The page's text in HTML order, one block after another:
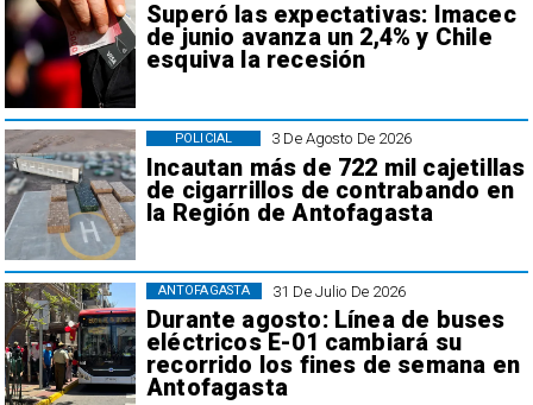
Superó las expectativas: Imacec
de junio avanza un 2,4% y Chile
esquiva la recesión
3 De Agosto De 2026
Incautan más de 722 mil cajetillas
de cigarrillos de contrabando en
la Región de Antofagasta
POLICIAL
31 De Julio De 2026
Durante agosto: Línea de buses
eléctricos E-01 cambiará su
recorrido los fines de semana en
Antofagasta
ANTOFAGASTA